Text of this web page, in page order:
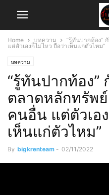
Home บทความ
“รู้ทันปากท้อง”
แต่ตัวเองก็ไม่ไหว ถือว่าเห็นแก่ตัวไหม”
บทความ
“รู้ทันปากท้อง”
ตลาดหลักทรัพ
คนอื่น แต่ตัวเอ
เห็นแก่ตัวไหม”
By bigkrenteam - 02/11/2022